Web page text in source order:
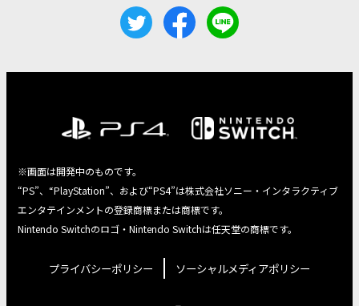
※画面は開発中のものです。
“PS”、“PlayStation”、および“PS4”は株式会社ソニー・インタラクティブ
エンタテインメントの登録商標または商標です。
Nintendo Switchのロゴ・Nintendo Switchは任天堂の商標です。
プライバシーポリシー ソーシャルメディアポリシー